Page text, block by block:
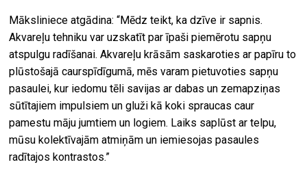
Māksliniece atgādina: “Mēdz teikt, ka dzīve ir sapnis.
Akvareļu tehniku var uzskatīt par īpaši piemērotu sapņu
atspulgu radīšanai. Akvareļu krāsām saskaroties ar papīru to
plūstošajā caurspīdīgumā, mēs varam pietuvoties sapņu
pasaulei, kur iedomu tēli savijas ar dabas un zemapziņas
sūtītajiem impulsiem un gluži kā koki spraucas caur
pamestu māju jumtiem un logiem. Laiks saplūst ar telpu,
mūsu kolektīvajām atmiņām un iemiesojas pasaules
radītajos kontrastos.”